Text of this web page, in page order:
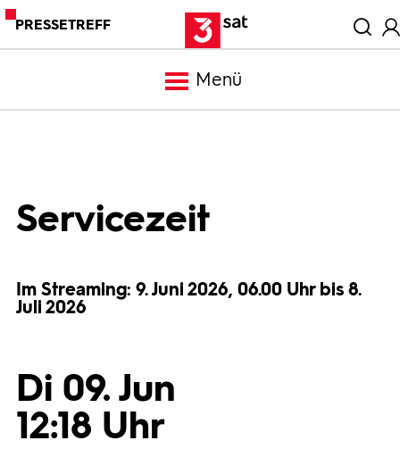
PRESSETREFF
Menü
Programmwochen
Servicezeit
Im Streaming: 9. Juni 2026, 06.00 Uhr bis 8.
Juli 2026
Di 09. Jun
12:18 Uhr